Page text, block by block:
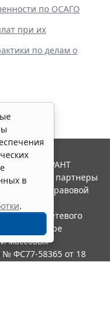
по ОСАГО
при их
по делам о
в
.
ГАРАНТ
и ее партнеры
правовой
качестве сетевого
в сфере
массовых
№ ФС77-58365 от 18